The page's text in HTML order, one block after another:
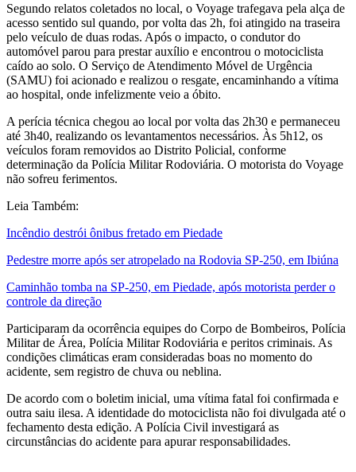
Segundo relatos coletados no local, o Voyage trafegava pela alça de
acesso sentido sul quando, por volta das 2h, foi atingido na traseira
pelo veículo de duas rodas. Após o impacto, o condutor do
automóvel parou para prestar auxílio e encontrou o motociclista
caído ao solo. O Serviço de Atendimento Móvel de Urgência
(SAMU) foi acionado e realizou o resgate, encaminhando a vítima
ao hospital, onde infelizmente veio a óbito.
A perícia técnica chegou ao local por volta das 2h30 e permaneceu
até 3h40, realizando os levantamentos necessários. Às 5h12, os
veículos foram removidos ao Distrito Policial, conforme
determinação da Polícia Militar Rodoviária. O motorista do Voyage
não sofreu ferimentos.
Leia Também:
Incêndio destrói ônibus fretado em Piedade
Pedestre morre após ser atropelado na Rodovia SP-250, em Ibiúna
Caminhão tomba na SP-250, em Piedade, após motorista perder o
controle da direção
Participaram da ocorrência equipes do Corpo de Bombeiros, Polícia
Militar de Área, Polícia Militar Rodoviária e peritos criminais. As
condições climáticas eram consideradas boas no momento do
acidente, sem registro de chuva ou neblina.
De acordo com o boletim inicial, uma vítima fatal foi confirmada e
outra saiu ilesa. A identidade do motociclista não foi divulgada até o
fechamento desta edição. A Polícia Civil investigará as
circunstâncias do acidente para apurar responsabilidades.